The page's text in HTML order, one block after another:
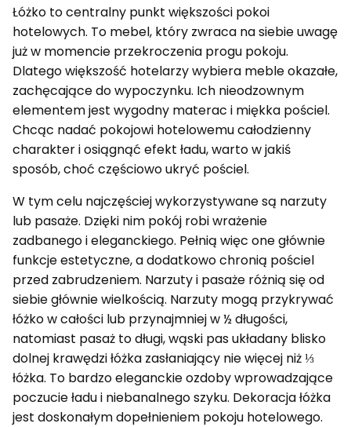
Łóżko to centralny punkt większości pokoi
hotelowych. To mebel, który zwraca na siebie uwagę
już w momencie przekroczenia progu pokoju.
Dlatego większość hotelarzy wybiera meble okazałe,
zachęcające do wypoczynku. Ich nieodzownym
elementem jest wygodny materac i miękka pościel.
Chcąc nadać pokojowi hotelowemu całodzienny
charakter i osiągnąć efekt ładu, warto w jakiś
sposób, choć częściowo ukryć pościel.
W tym celu najczęściej wykorzystywane są narzuty
lub pasaże. Dzięki nim pokój robi wrażenie
zadbanego i eleganckiego. Pełnią więc one głównie
funkcje estetyczne, a dodatkowo chronią pościel
przed zabrudzeniem. Narzuty i pasaże różnią się od
siebie głównie wielkością. Narzuty mogą przykrywać
łóżko w całości lub przynajmniej w ½ długości,
natomiast pasaż to długi, wąski pas układany blisko
dolnej krawędzi łóżka zasłaniający nie więcej niż ⅓
łóżka. To bardzo eleganckie ozdoby wprowadzające
poczucie ładu i niebanalnego szyku. Dekoracja łóżka
jest doskonałym dopełnieniem pokoju hotelowego.